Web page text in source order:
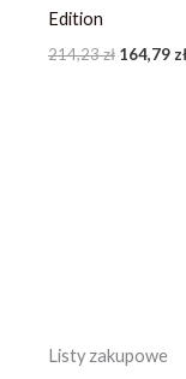
Edition
214,23zł 164,79 zł
Listy zakupowe